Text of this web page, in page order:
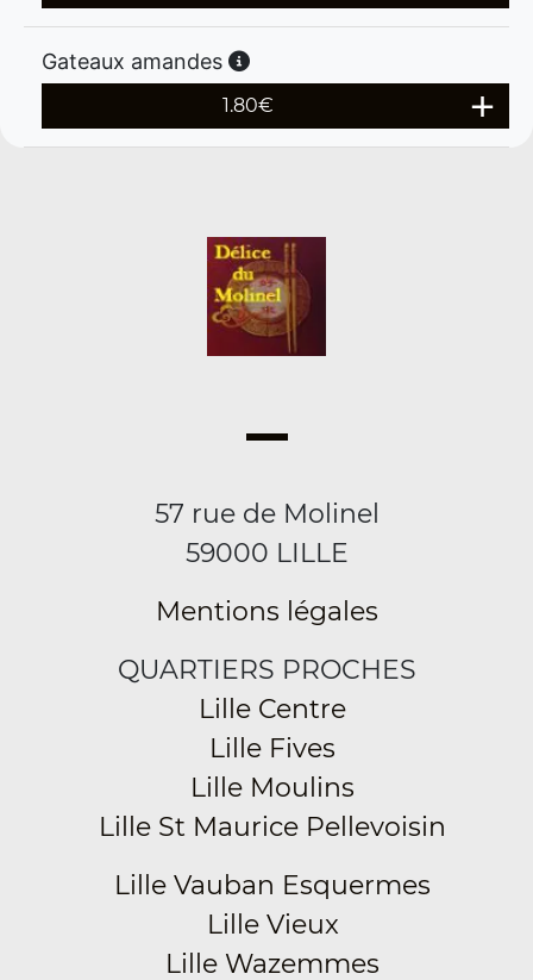
Gateaux amandes
1.80€
57 rue de Molinel
59000 LILLE
Mentions légales
QUARTIERS PROCHES
Lille Centre
Lille Fives
Lille Moulins
Lille St Maurice Pellevoisin
Lille Vauban Esquermes
Lille Vieux
Lille Wazemmes